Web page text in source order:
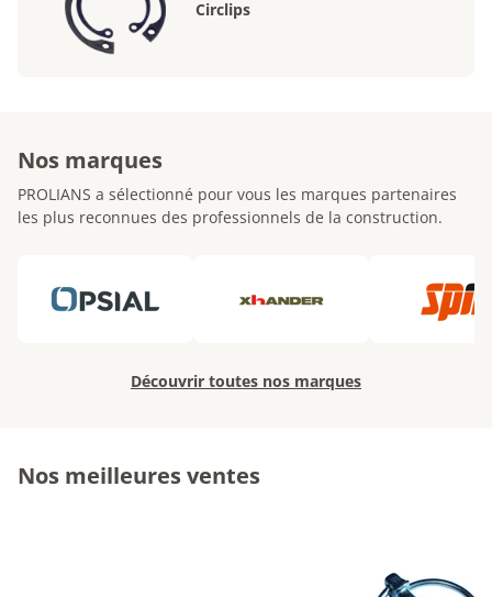
Circlips
Nos marques
PROLIANS a sélectionné pour vous les marques partenaires
les plus reconnues des professionnels de la construction.
Découvrir toutes nos marques
Nos meilleures ventes